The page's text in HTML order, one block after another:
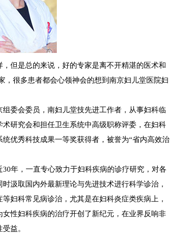
是总的来说，好的专家是离不开精湛的医术和
，很多患者都会心领神会的想到南京妇儿堂医院妇
委会委员，南妇儿堂技先进工作者，从事妇科临
研究会和担任卫生系统中高级职称评委，在妇科
优秀科技成果一等奖获得者，被誉为“省内高效治
年，一直专心致力于妇科疾病的诊疗研究，对各
汲取国内外最新理论与先进技术进行科学诊治，
妇科常见病诊治，尤其是在妇科炎症类疾病上，
性妇科疾病的治疗开创了新纪元，在业界反响非
益。